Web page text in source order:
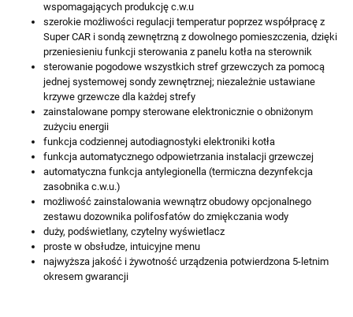
wspomagających produkcję c.w.u
szerokie możliwości regulacji temperatur poprzez współpracę z
Super CAR i sondą zewnętrzną z dowolnego pomieszczenia, dzięki
przeniesieniu funkcji sterowania z panelu kotła na sterownik
sterowanie pogodowe wszystkich stref grzewczych za pomocą
jednej systemowej sondy zewnętrznej; niezależnie ustawiane
krzywe grzewcze dla każdej strefy
zainstalowane pompy sterowane elektronicznie o obniżonym
zużyciu energii
funkcja codziennej autodiagnostyki elektroniki kotła
funkcja automatycznego odpowietrzania instalacji grzewczej
automatyczna funkcja antylegionella (termiczna dezynfekcja
zasobnika c.w.u.)
możliwość zainstalowania wewnątrz obudowy opcjonalnego
zestawu dozownika polifosfatów do zmiękczania wody
duży, podświetlany, czytelny wyświetlacz
proste w obsłudze, intuicyjne menu
najwyższa jakość i żywotność urządzenia potwierdzona 5-letnim
okresem gwarancji